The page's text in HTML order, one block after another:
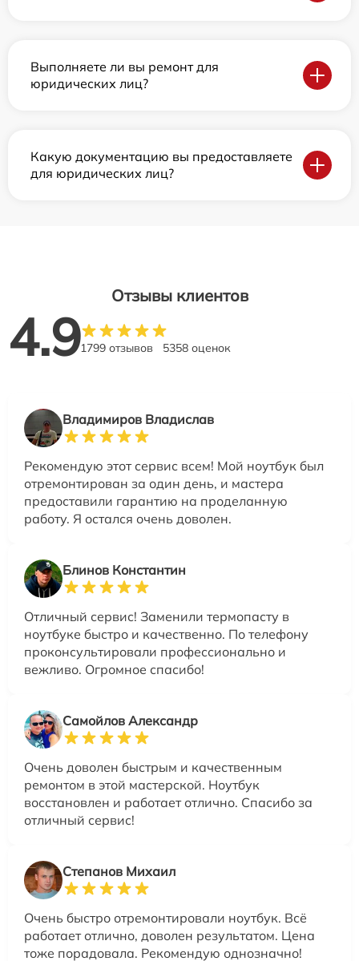
Выполняете ли вы ремонт для
юридических лиц?
Какую документацию вы предоставляете
для юридических лиц?
Отзывы клиентов
4.91799 отзывов 5358 оценок
Владимиров Владислав
Рекомендую этот сервис всем! Мой ноутбук был
отремонтирован за один день, и мастера
предоставили гарантию на проделанную
работу. Я остался очень доволен.
Блинов Константин
Отличный сервис! Заменили термопасту в
ноутбуке быстро и качественно. По телефону
проконсультировали профессионально и
вежливо. Огромное спасибо!
Самойлов Александр
Очень доволен быстрым и качественным
ремонтом в этой мастерской. Ноутбук
восстановлен и работает отлично. Спасибо за
отличный сервис!
Степанов Михаил
Очень быстро отремонтировали ноутбук. Всё
работает отлично, доволен результатом. Цена
тоже порадовала. Рекомендую однозначно!